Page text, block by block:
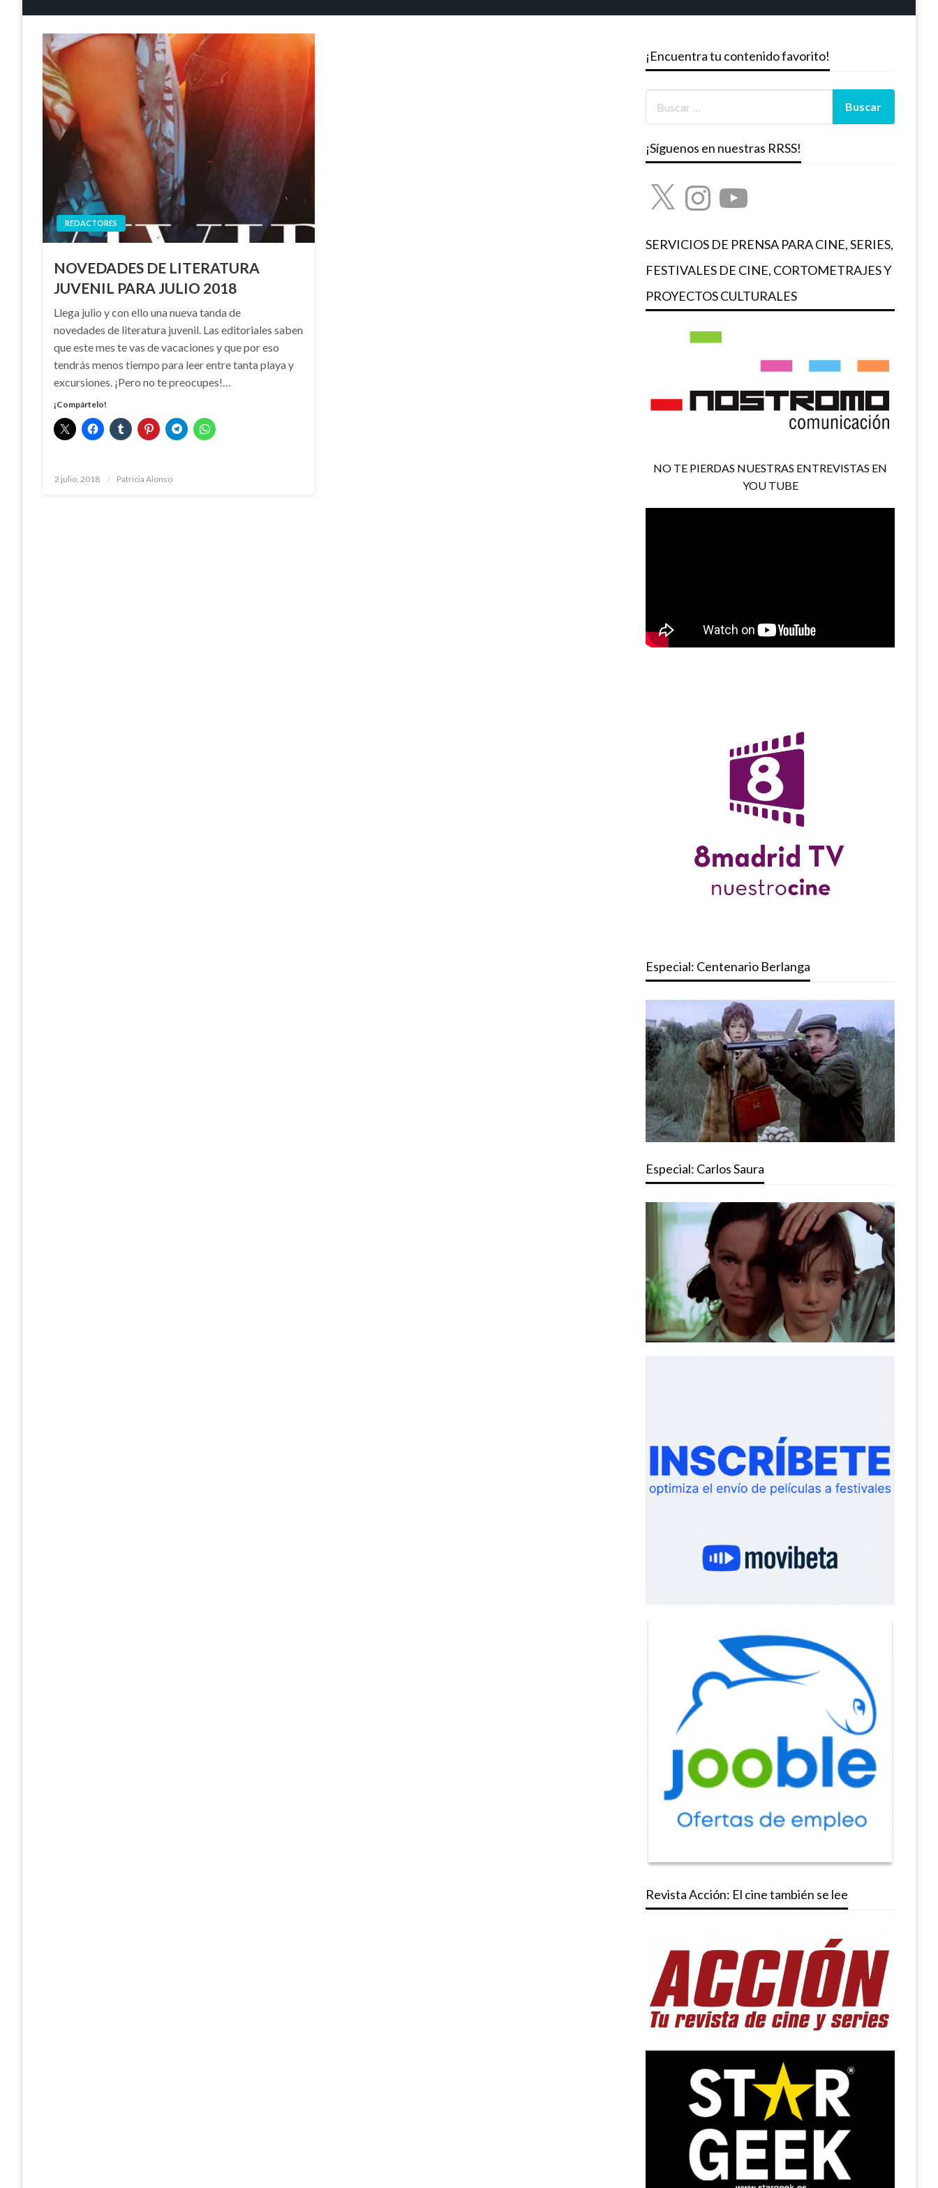
REDACTORES
NOVEDADES DE LITERATURA
JUVENIL PARA JULIO 2018
Llega julio y con ello una nueva tanda de
novedades de literatura juvenil. Las editoriales saben
que este mes te vas de vacaciones y que por eso
tendrás menos tiempo para leer entre tanta playa y
excursiones. ¡Pero no te preocupes!…
¡Compártelo!
Publicado
2 julio, 2018 Patricia Alonso
¡Encuentra tu contenido favorito!
¡Síguenos en nuestras RRSS!
X InstagramYouTube
SERVICIOS DE PRENSA PARA CINE, SERIES,
FESTIVALES DE CINE, CORTOMETRAJES Y
PROYECTOS CULTURALES
NO TE PIERDAS NUESTRAS ENTREVISTAS EN
YOU TUBE
Especial: Centenario Berlanga
Especial: Carlos Saura
Revista Acción: El cine también se lee